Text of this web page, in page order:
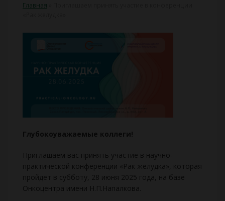
Главная
Глубокоуважаемые коллеги!
Приглашаем вас принять участие в научно-
практической конференции «Рак желудка», которая
пройдет в субботу, 28 июня 2025 года, на базе
Онкоцентра имени Н.П.Напалкова.